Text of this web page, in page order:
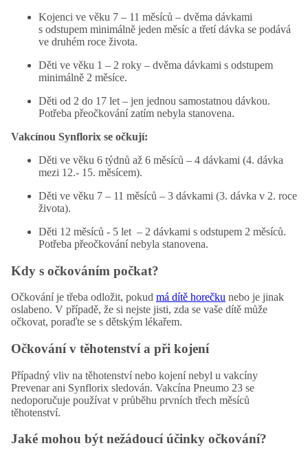
Kojenci ve věku 7 – 11 měsíců – dvěma dávkami
s odstupem minimálně jeden měsíc a třetí dávka se podává
ve druhém roce života.
Děti ve věku 1 – 2 roky – dvěma dávkami s odstupem
minimálně 2 měsíce.
Děti od 2 do 17 let – jen jednou samostatnou dávkou.
Potřeba přeočkování zatím nebyla stanovena.
Vakcínou Synflorix se očkují:
Děti ve věku 6 týdnů až 6 měsíců – 4 dávkami (4. dávka
mezi 12.- 15. měsícem).
Děti ve věku 7 – 11 měsíců – 3 dávkami (3. dávka v 2. roce
života).
Děti 12 měsíců - 5 let – 2 dávkami s odstupem 2 měsíců.
Potřeba přeočkování nebyla stanovena.
Kdy s očkováním počkat?
Očkování je třeba odložit, pokud má dítě horečku nebo je jinak
oslabeno. V případě, že si nejste jisti, zda se vaše dítě může
očkovat, poraďte se s dětským lékařem.
Očkování v těhotenství a při kojení
Případný vliv na těhotenství nebo kojení nebyl u vakcíny
Prevenar ani Synflorix sledován. Vakcína Pneumo 23 se
nedoporučuje používat v průběhu prvních třech měsíců
těhotenství.
Jaké mohou být nežádoucí účinky očkování?